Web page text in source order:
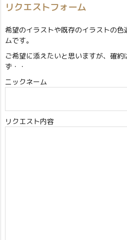
リクエストフォーム
希望のイラストや既存のイラストの
ムです。
ご希望に添えたいと思いますが、確
ず・・
ニックネーム
リクエスト内容